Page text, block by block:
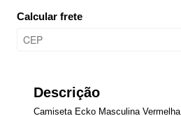
Calcular frete
Descrição
Camiseta Ecko Masculina Vermelha